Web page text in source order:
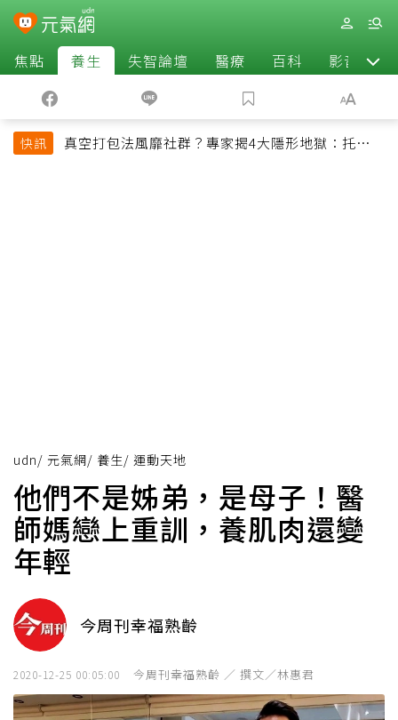
焦點 養生 失智論壇 醫療 百科 影音
快訊
真空打包法風靡社群？專家揭4大隱形地獄：托運恐
udn/ 元氣網/ 養生/ 運動天地
他們不是姊弟，是母子！醫
師媽戀上重訓，養肌肉還變
年輕
今周刊幸福熟齡
2020-12-25 00:05:00 今周刊幸福熟齡 ／ 撰文／林惠君